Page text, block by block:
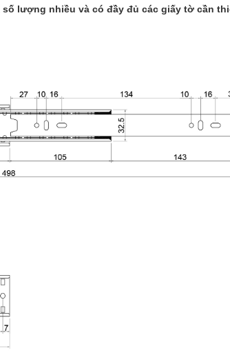
lượng nhiều và có đầy đủ các giấy tờ cần